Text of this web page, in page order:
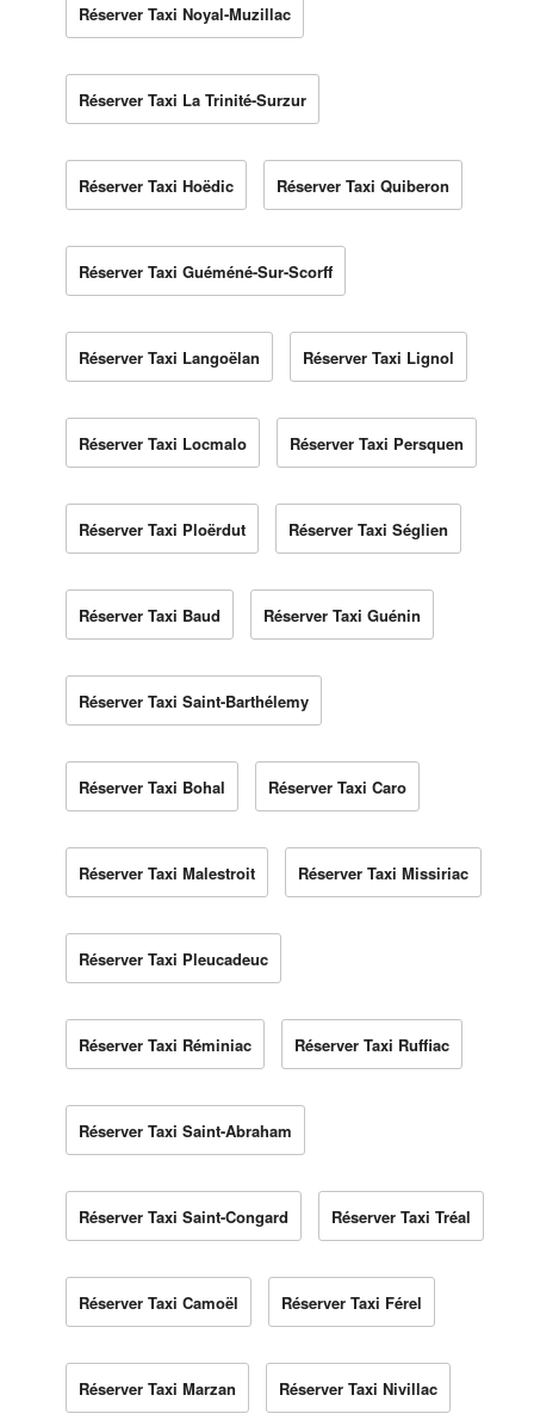
Réserver Taxi Noyal-Muzillac
Réserver Taxi La Trinité-Surzur
Réserver Taxi Hoëdic Réserver Taxi Quiberon
Réserver Taxi Guéméné-Sur-Scorff
Réserver Taxi Langoëlan Réserver Taxi Lignol
Réserver Taxi Locmalo Réserver Taxi Persquen
Réserver Taxi Ploërdut Réserver Taxi Séglien
Réserver Taxi Baud Réserver Taxi Guénin
Réserver Taxi Saint-Barthélemy
Réserver Taxi Bohal Réserver Taxi Caro
Réserver Taxi Malestroit Réserver Taxi Missiriac
Réserver Taxi Pleucadeuc
Réserver Taxi Réminiac Réserver Taxi Ruffiac
Réserver Taxi Saint-Abraham
Réserver Taxi Saint-Congard Réserver Taxi Tréal
Réserver Taxi Camoël Réserver Taxi Férel
Réserver Taxi Marzan Réserver Taxi Nivillac